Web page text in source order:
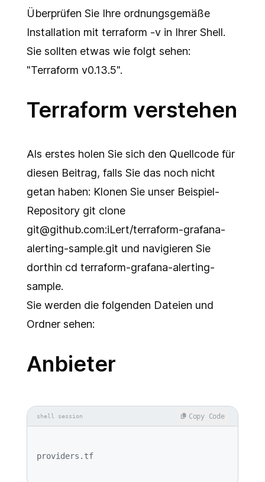
Überprüfen Sie Ihre ordnungsgemäße
Installation mitterraform -v in Ihrer Shell.
Sie sollten etwas wie folgt sehen:
"Terraform v0.13.5".
Terraform verstehen
Als erstes holen Sie sich den Quellcode für
diesen Beitrag, falls Sie das noch nicht
getan haben: Klonen Sie unser Beispiel-
Repository git clone
git@github.com:iLert/terraform-grafana-
alerting-sample.git und navigieren Sie
dorthin cd terraform-grafana-alerting-
sample.
Sie werden die folgenden Dateien und
Ordner sehen:
Anbieter
shell session Copy Code